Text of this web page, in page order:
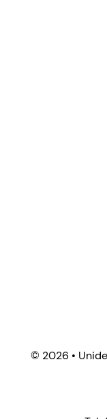
© 2026 •